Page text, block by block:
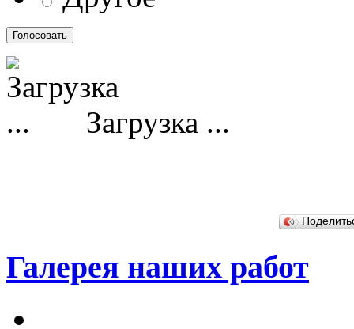
Загрузка ...
Галерея наших работ